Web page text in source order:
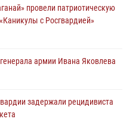
провели патриотическую
с Росгвардией»
армии Ивана Яковлева
задержали рецидивиста